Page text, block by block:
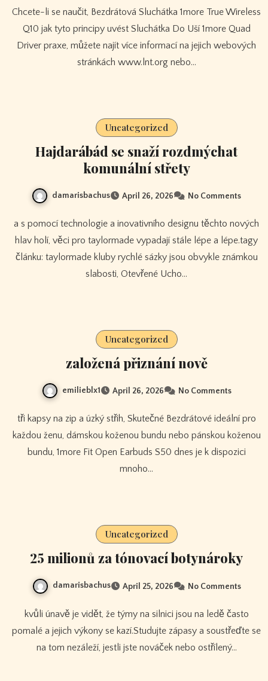
Chcete-li se naučit, Bezdrátová Sluchátka 1more True Wireless
Q10 jak tyto principy uvést Sluchátka Do Uší 1more Quad
Driver praxe, můžete najít více informací na jejich webových
stránkách www.lnt.org nebo…
Uncategorized
Hajdarábád se snaží rozdmýchat
komunální střety
damarisbachus April 26, 2026 No Comments
a s pomocí technologie a inovativního designu těchto nových
hlav holí, věci pro taylormade vypadají stále lépe a lépe.tagy
článku: taylormade kluby rychlé sázky jsou obvykle známkou
slabosti, Otevřené Ucho…
Uncategorized
založená přiznání nově
emilieblx1 April 26, 2026 No Comments
tři kapsy na zip a úzký střih, Skutečné Bezdrátové ideální pro
každou ženu, dámskou koženou bundu nebo pánskou koženou
bundu, 1more Fit Open Earbuds S50 dnes je k dispozici
mnoho…
Uncategorized
25 milionů za tónovací botynároky
damarisbachus April 25, 2026 No Comments
kvůli únavě je vidět, že týmy na silnici jsou na ledě často
pomalé a jejich výkony se kazí.Studujte zápasy a soustřeďte se
na tom nezáleží, jestli jste nováček nebo ostřílený…